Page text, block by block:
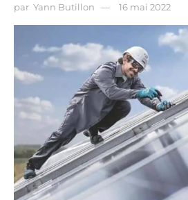
par Yann Butillon 16 mai 2022